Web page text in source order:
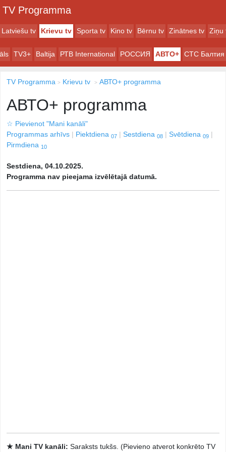
TV Programma
Latviešu tv Krievu tv Sporta tv Kino tv Bērnu tv Zinātnes tv Ziņu
TV3+ Baltija РТB International РОССИЯ АВТО+ СТС Балтия
TV Programma Krievu tv АВТО+ programma
АВТО+ programma
☆ Pievienot "Mani kanāli"
Programmas arhīvs
Piektdiena 07 Sestdiena 08 Svētdiena 09
Pirmdiena 10
Sestdiena, 04.10.2025.
Programma nav pieejama izvēlētajā datumā.
★ Mani TV kanāli: Saraksts tukšs. (Pievieno atverot konkrēto TV